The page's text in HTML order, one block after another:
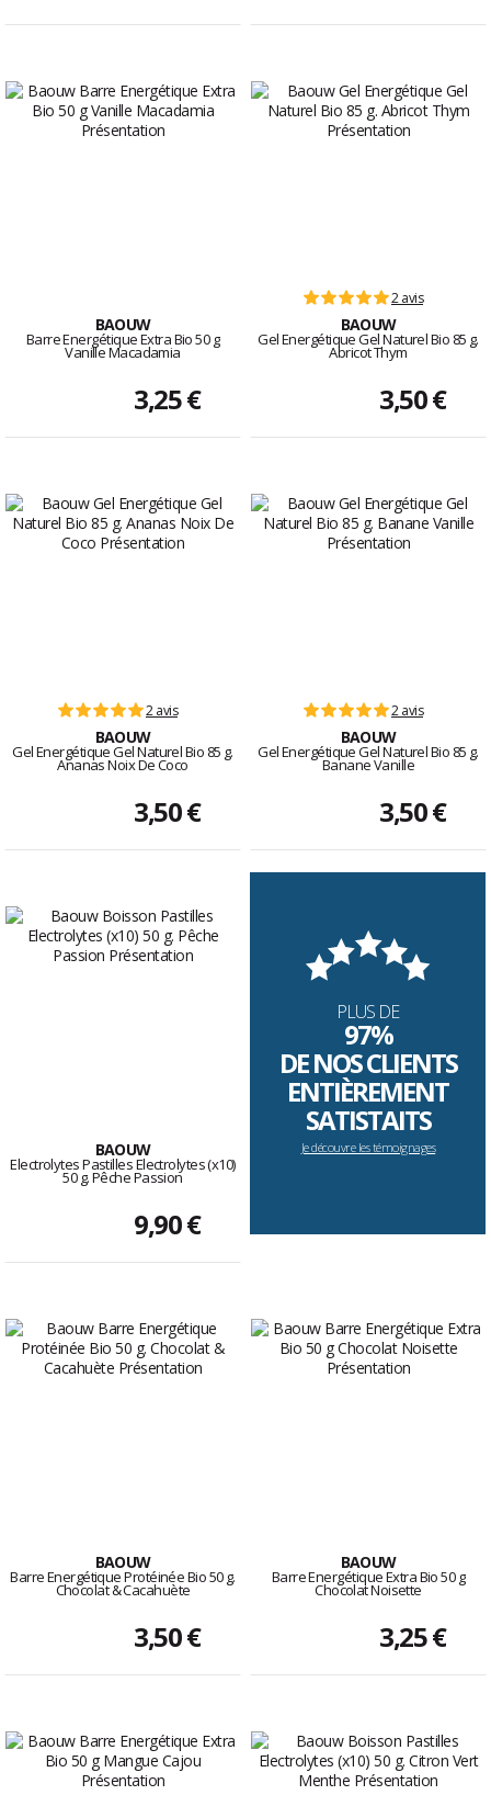
BAOUW
Barre Energétique Extra Bio 50 g
Vanille Macadamia
3,25 €
2 avis
BAOUW
Gel Energétique Gel Naturel Bio 85 g.
Abricot Thym
3,50 €
2 avis
BAOUW
Gel Energétique Gel Naturel Bio 85 g.
Ananas Noix De Coco
3,50 €
2 avis
BAOUW
Gel Energétique Gel Naturel Bio 85 g.
Banane Vanille
3,50 €
BAOUW
Electrolytes Pastilles Electrolytes (x10)
50 g. Pêche Passion
9,90 €
PLUS DE
97%
DE NOS CLIENTS
ENTIÈREMENT
SATISTAITS
Je découvre les témoignages
BAOUW
Barre Energétique Protéinée Bio 50 g.
Chocolat & Cacahuète
3,50 €
BAOUW
Barre Energétique Extra Bio 50 g
Chocolat Noisette
3,25 €